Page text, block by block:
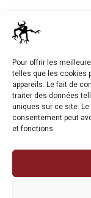
Pour offrir les
telles que les cookies
appareils. Le fait de
traiter des données
uniques sur ce site.
consentement peut
et fonctions.
La RC n'est pas